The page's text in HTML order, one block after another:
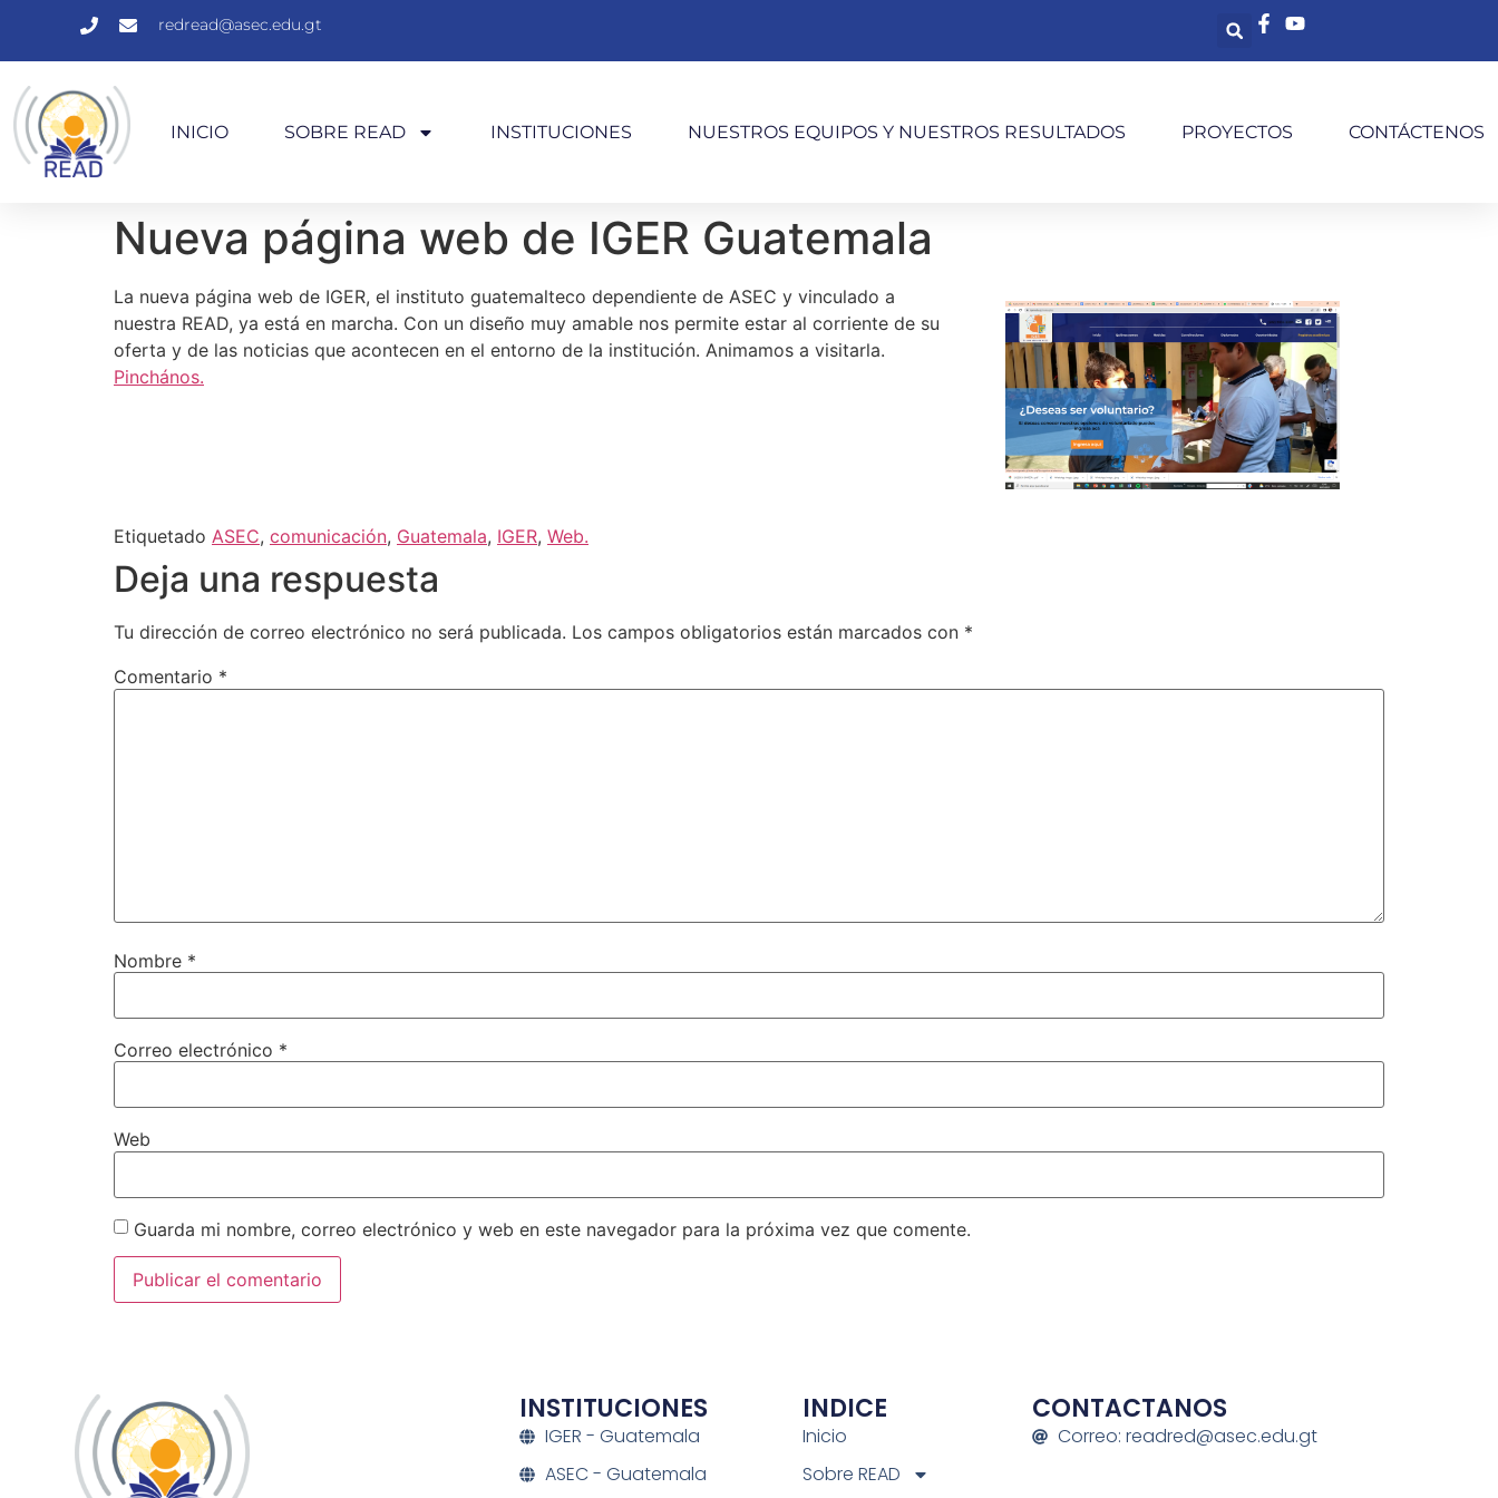
redread@asec.edu.gt
INICIO SOBRE READ INSTITUCIONES NUESTROS EQUIPOS Y NUESTROS RESULTADOS PROYECTOS CONTÁCTENOS
Nueva página web de IGER Guatemala
La nueva página web de IGER, el instituto guatemalteco dependiente de ASEC y vinculado a
nuestra READ, ya está en marcha. Con un diseño muy amable nos permite estar al corriente de su
oferta y de las noticias que acontecen en el entorno de la institución. Animamos a visitarla.
Pinchános.
Etiquetado ASEC, comunicación, Guatemala, IGER, Web.
Deja una respuesta
Tu dirección de correo electrónico no será publicada. Los campos obligatorios están marcados con *
Comentario *
Nombre *
Correo electrónico *
Web
Guarda mi nombre, correo electrónico y web en este navegador para la próxima vez que comente.
INSTITUCIONES
IGER - Guatemala
ASEC - Guatemala
INDICE
Inicio
Sobre READ
CONTACTANOS
Correo: readred@asec.edu.gt